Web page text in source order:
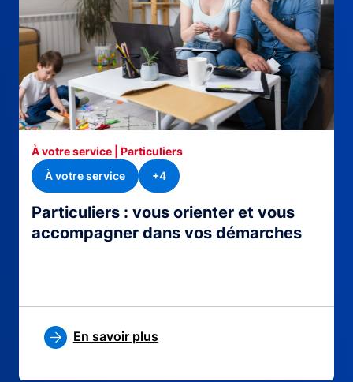
Particuliers : vous orienter et vous
accompagner dans vos démarches
À votre service | Particuliers
À votre service
+4
En savoir plus